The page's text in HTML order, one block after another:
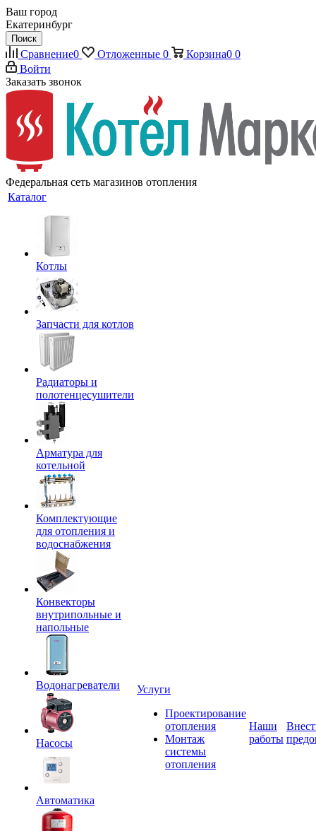
Ваш город
Екатеринбург
Поиск
Сравнение0 Отложенные 0 Корзина0 0
Войти
Заказать звонок
Федеральная сеть магазинов отопления
Каталог
Котлы
Запчасти для котлов
Радиаторы и
полотенцесушители
Арматура для
котельной
Комплектующие
для отопления и
водоснабжения
Конвекторы
внутрипольные и
напольные
Водонагреватели
Насосы
Автоматика
Услуги
Проектирование
отопления
Монтаж
системы
отопления
Наши
работы